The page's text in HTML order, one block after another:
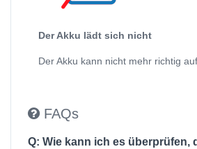
Der Akku lädt sich nicht
Der Akku kann nicht mehr richtig
FAQs
Q: Wie kann ich es überprüfen,